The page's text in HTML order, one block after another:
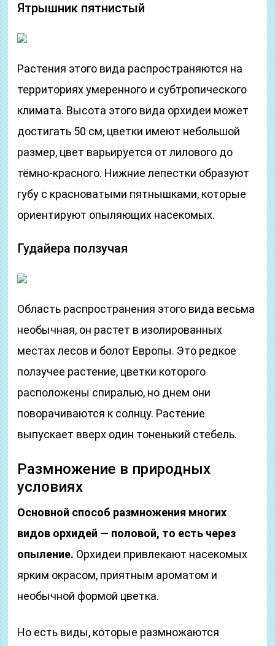
Ятрышник пятнистый
Растения этого вида распространяются на
территориях умеренного и субтропического
климата. Высота этого вида орхидеи может
достигать 50 см, цветки имеют небольшой
размер, цвет варьируется от лилового до
тёмно-красного. Нижние лепестки образуют
губу с красноватыми пятнышками, которые
ориентируют опыляющих насекомых.
Гудайера ползучая
Область распространения этого вида весьма
необычная, он растет в изолированных
местах лесов и болот Европы. Это редкое
ползучее растение, цветки которого
расположены спиралью, но днем они
поворачиваются к солнцу. Растение
выпускает вверх один тоненький стебель.
Размножение в природных
условиях
Основной способ размножения многих
видов орхидей — половой, то есть через
опыление. Орхидеи привлекают насекомых
ярким окрасом, приятным ароматом и
необычной формой цветка.
Но есть виды, которые размножаются